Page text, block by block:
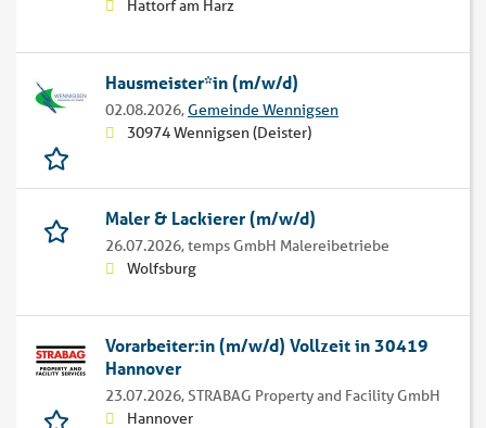
Hattorf am Harz
Hausmeister*in (m/w/d)
02.08.2026,Gemeinde Wennigsen
30974 Wennigsen (Deister)
Maler & Lackierer (m/w/d)
26.07.2026,temps GmbH Malereibetriebe
Wolfsburg
Vorarbeiter:in (m/w/d) Vollzeit in 30419
Hannover
23.07.2026,STRABAG Property and Facility GmbH
Hannover